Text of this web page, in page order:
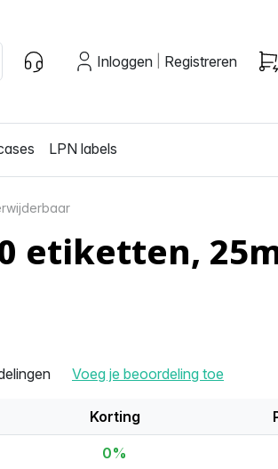
Inloggen Registreren
LPN labels
etiketten,
Voeg je beoordeling toe
Korting
0%